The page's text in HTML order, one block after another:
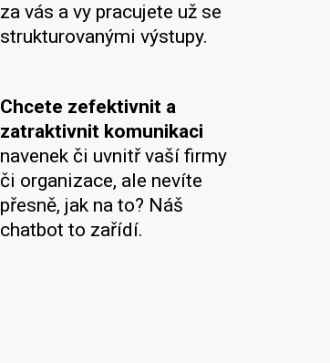
za vás a vy pracujete už se
strukturovanými výstupy.
Chcete zefektivnit a
zatraktivnit komunikaci
navenek či uvnitř vaší firmy
či organizace, ale nevíte
přesně, jak na to? Náš
chatbot to zařídí.